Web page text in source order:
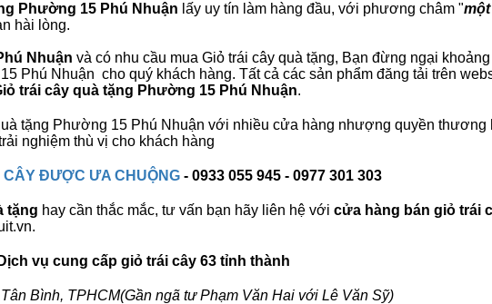
Phường 15 Phú Nhuận lấy uy tín làm hàng đầu, với phương châm "
hài lòng.
Nhuận và có nhu cầu mua Giỏ trái cây quà tặng, Bạn đừng ngại
Phú Nhuận cho quý khách hàng. Tất cả các sản phẩm đăng tải trên
trái cây quà tặng Phường 15 Phú Nhuận.
tặng Phường 15 Phú Nhuận với nhiều cửa hàng nhượng quyền
nghiệm thù vị cho khách hàng
CÂY ĐƯỢC ƯA CHUỘNG - 0933 055 945 - 0977 301 303
tặng hay cần thắc mắc, tư vấn bạn hãy liên hệ với cửa hàng bán giỏ trái
vụ cung cấp giỏ trái cây 63 tỉnh thành
Bình, TPHCM(Gần ngã tư Phạm Văn Hai với Lê Văn Sỹ)